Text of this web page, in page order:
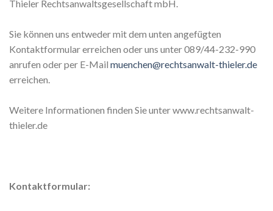
Thieler Rechtsanwaltsgesellschaft mbH.
Sie können uns entweder mit dem unten angefügten
Kontaktformular erreichen oder uns unter 089/44-232-990
anrufen oder per E-Mail muenchen@rechtsanwalt-thieler.de
erreichen.
Weitere Informationen finden Sie unter www.rechtsanwalt-
thieler.de
Kontaktformular: